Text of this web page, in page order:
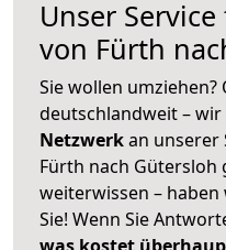
Unser
von Fürth
Sie wollen umziehen?
deutschlandweit – wir
Netzwerkan unserer
Fürth nach Gütersloh
weiterwissen –
Sie! Wenn Sie